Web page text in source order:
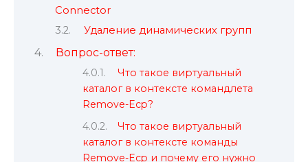
Connector
Удаление динамических групп
Вопрос-ответ:
Что такое виртуальный
каталог в контексте командлета
Remove-Ecp?
Что такое виртуальный
каталог в контексте команды
Remove-Ecp и почему его нужно